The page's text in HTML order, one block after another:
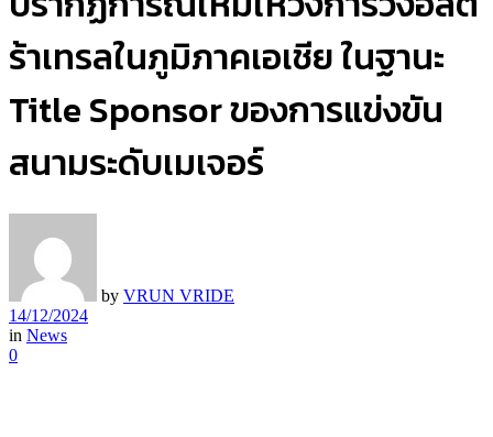
ร้าเทรลในภูมิภาคเอเชีย ในฐานะ
Title Sponsor ของการแข่งขัน
สนามระดับเมเจอร์
by VRUN VRIDE
14/12/2024
in News
0